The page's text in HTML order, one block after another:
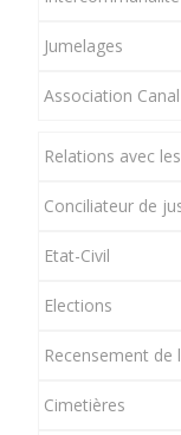
Jumelages
Association
Relations avec
Conciliateur de
Etat-Civil
Elections
Recensement de
Cimetières